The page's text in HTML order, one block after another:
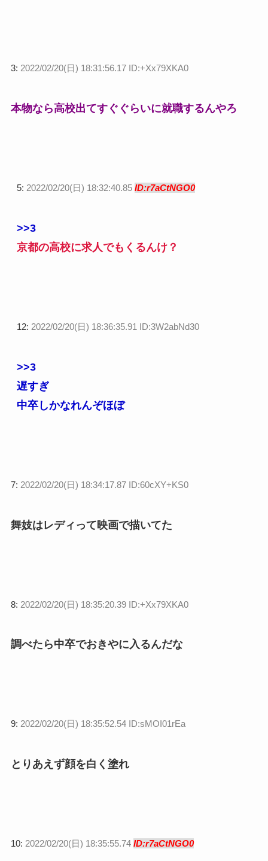
3: 2022/02/20(日) 18:31:56.17 ID:+Xx79XKA0
本物なら高校出てすぐぐらいに就職するんやろ
5: 2022/02/20(日) 18:32:40.85 ID:r7aCtNGO0
>>3
京都の高校に求人でもくるんけ？
12: 2022/02/20(日) 18:36:35.91 ID:3W2abNd30
>>3
遅すぎ
中卒しかなれんぞほぼ
7: 2022/02/20(日) 18:34:17.87 ID:60cXY+KS0
舞妓はレディって映画で描いてた
8: 2022/02/20(日) 18:35:20.39 ID:+Xx79XKA0
調べたら中卒でおきやに入るんだな
9: 2022/02/20(日) 18:35:52.54 ID:sMOI01rEa
とりあえず顔を白く塗れ
10: 2022/02/20(日) 18:35:55.74 ID:r7aCtNGO0